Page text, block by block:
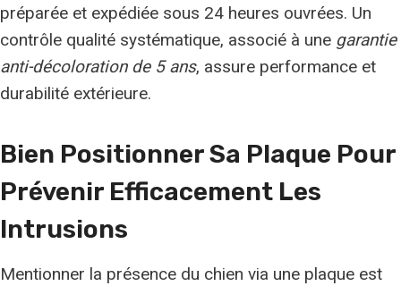
préparée et expédiée sous 24 heures ouvrées. Un
contrôle qualité systématique, associé à une garantie
anti-décoloration de 5 ans, assure performance et
durabilité extérieure.
Bien Positionner Sa Plaque Pour
Prévenir Efficacement Les
Intrusions
Mentionner la présence du chien via une plaque est